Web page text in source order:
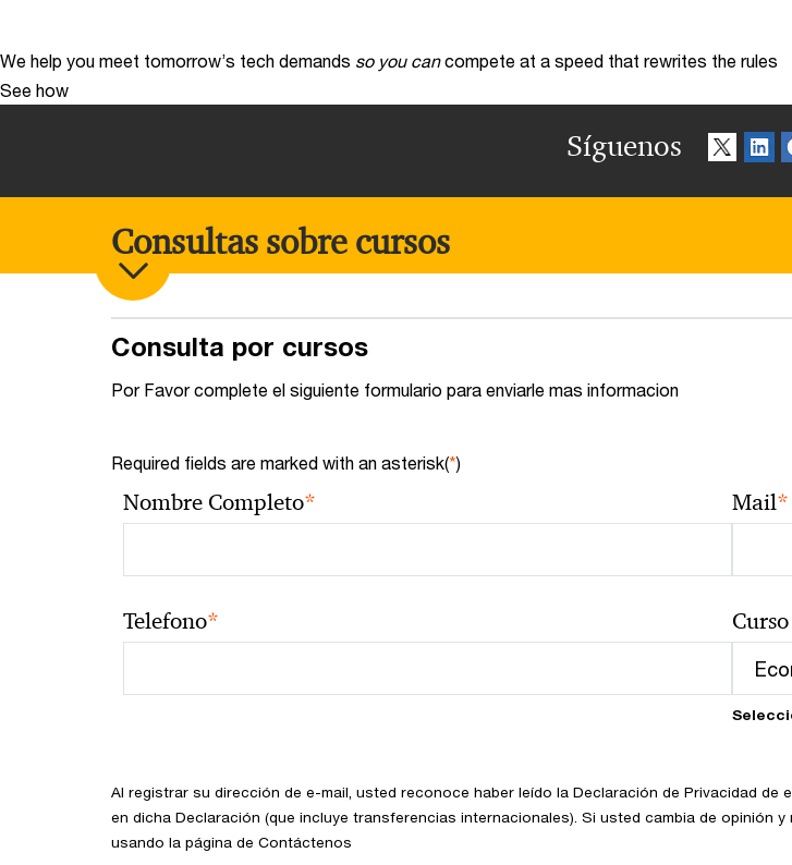
We help you meet tomorrow’s tech demands so you can compete at a speed that rewrites the rules
See how
Síguenos
Consultas sobre cursos
Consulta por cursos
Por Favor complete el siguiente formulario para enviarle mas informacion
Required fields are marked with an asterisk(*)
Nombre Completo* Mail*
Telefono* Curso
Al registrar su dirección de e-mail, usted reconoce haber leído la Declaración de Privacidad
en dicha Declaración (que incluye transferencias internacionales). Si usted cambia de opinión
usando la página de Contáctenos